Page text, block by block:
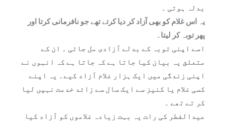
بدلہ ہوتی ۔
یہ اس غلام کو بھی آزاد کر دیا کرتے تھے جو نافرمانی کرتا اور
پھر توبہ کر لیتا۔
اسے اپنی توبہ کے بدلے آزادی مل جاتی ۔ ان کے
متعلق یہ بیان کیا جاتا ہے کہ جاتا ہے کہ انہوں نے
اپنی زندگی میں ایک ہزار غلام آزاد کیے۔ یہ اپنے
کسی غلام یا کنیز سے ایک سال سے زائد خدمت نہیں لیا
کر تے تھے ۔
عیدالفطر کی رات یہ بہت زیادہ غلاموں کو آزاد کیا